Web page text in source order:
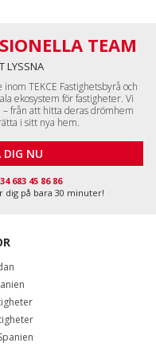
TEAM
LYSSNA
TEKCE Fastighetsbyrå och
ekosystem för fastigheter. Vi
från att hitta deras drömhem
i sitt nya hem.
DIG NU
683 45 86 86
dig på bara 30 minuter!